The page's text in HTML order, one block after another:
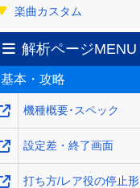
楽曲カスタム
解析ページMENU
基本・攻略
機種概要･スペック
設定差・終了画面
打ち方/レア役の停止形